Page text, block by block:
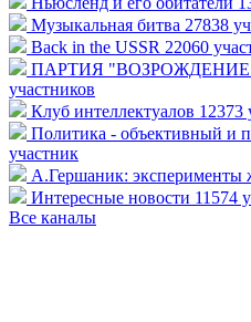
Музыкальная битва 27838
Back in the USSR 22060
ПАРТИЯ
участников
Клуб интеллектуалов 12373
Политика - объективный и
участник
А.Гершаник: эксперименты
Интересные новости 11574
Все каналы